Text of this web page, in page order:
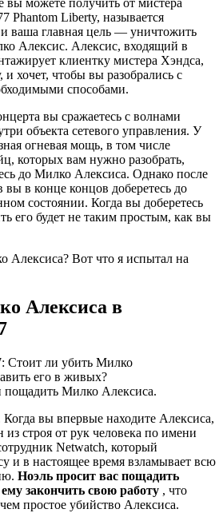
вы можете получить от мистера
Phantom Liberty, называется
ваша главная цель — уничтожить
Алексис. Алексис, входящий в
клиентку мистера Хэндса,
хочет, чтобы вы разобрались с
способами.
вы сражаетесь с волнами
объекта сетевого управления. У
огневая мощь, в том числе
которых вам нужно разобрать,
до Милко Алексиса. Однако после
вы в конце концов доберетесь до
состоянии. Когда вы доберетесь
его будет не таким простым, как вы
Алексиса? Вот что я испытал на
Алексиса в
Милко Алексиса.
вы впервые находите Алексиса,
из строя от рук человека по имени
Netwatch, который
и в настоящее время взламывает всю
Ноэль просит вас пощадить
закончить свою работу , что
простое убийство Алексиса.